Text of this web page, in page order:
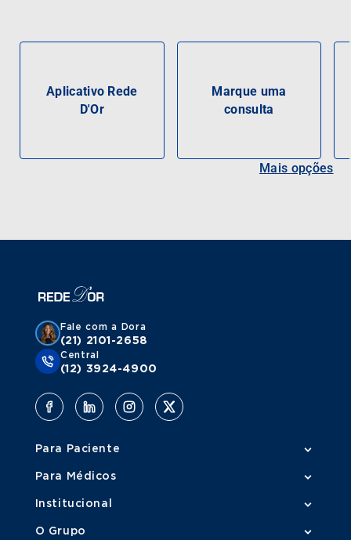
Aplicativo Rede
D'Or
Marque uma
consulta
Mais opções
Fale com a Dora
(21) 2101-2658
Central
(12) 3924-4900
Para Paciente
Para Médicos
Institucional
O Grupo